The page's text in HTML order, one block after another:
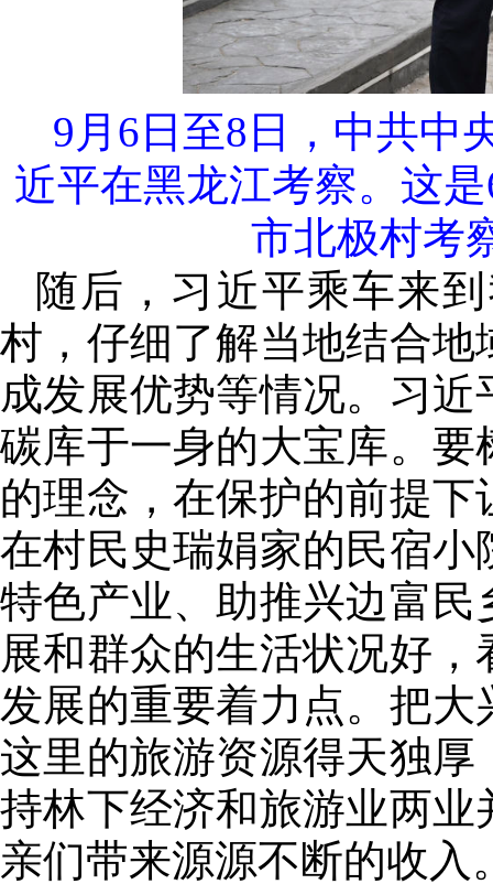
9月6日至8日，中共中
近平在黑龙江考察。这
市北极村考
随后，习近平乘车来
村，仔细了解当地结合
成发展优势等情况。习
碳库于一身的大宝库。
的理念，在保护的前提
在村民史瑞娟家的民宿
特色产业、助推兴边富
展和群众的生活状况好
发展的重要着力点。把
这里的旅游资源得天独
持林下经济和旅游业两
亲们带来源源不断的收入